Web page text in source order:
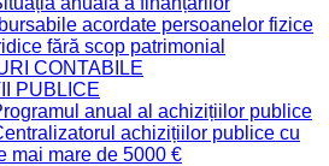
acordate persoanelor fizice
fără scop patrimonial
CONTABILE
PUBLICE
anual al achizițiilor publice
achizițiilor publice cu
mai mare de 5000 €